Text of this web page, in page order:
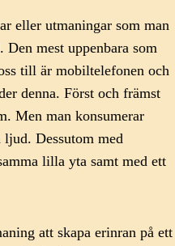
eller utmaningar som man
Den mest uppenbara som
till är mobiltelefonen och
denna. Först och främst
Men man konsumerar
ljud. Dessutom med
lilla yta samt med ett
att skapa erinran på ett